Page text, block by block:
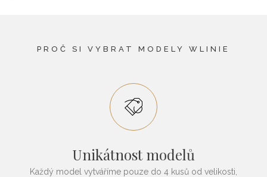
PROČ SI VYBRAT MODELY WLINIE
Unikátnost modelů
Každý model vytváříme pouze do 4 kusů od velikosti,